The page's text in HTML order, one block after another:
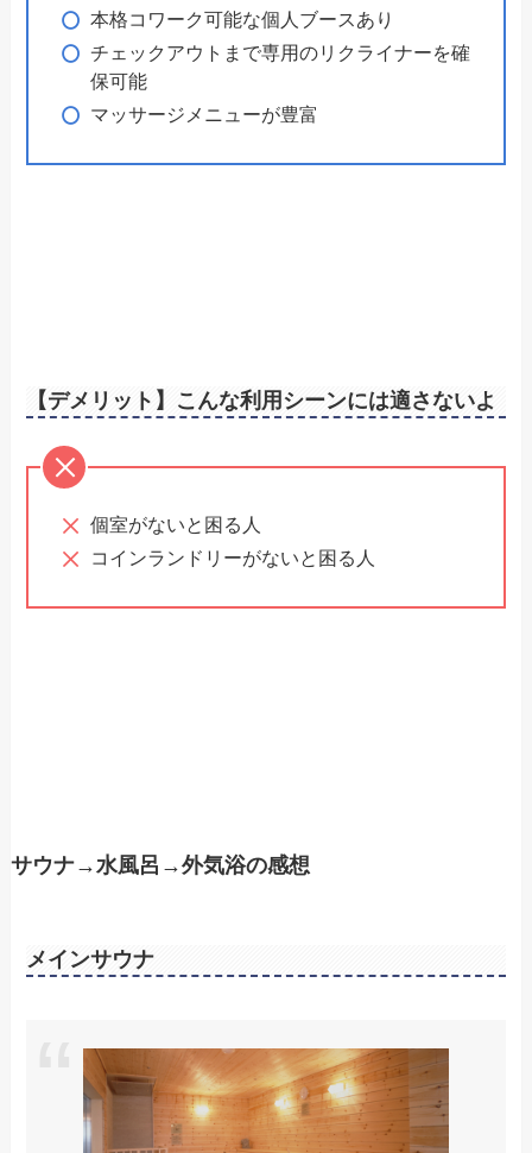
本格コワーク可能な個人ブースあり
チェックアウトまで専用のリクライナーを確
保可能
マッサージメニューが豊富
【デメリット】こんな利用シーンには適さないよ
個室がないと困る人
コインランドリーがないと困る人
サウナ→水風呂→外気浴の感想
メインサウナ